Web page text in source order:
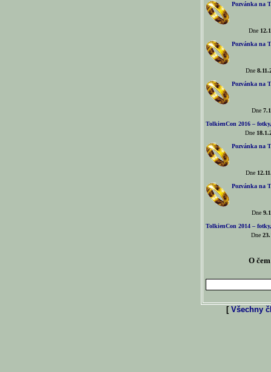
Pozvánka na
Dne
Pozvánka na
Dne
Pozvánka na
Dne
TolkienCon 2016 –
Dne
Pozvánka na
Dne
Pozvánka na
Dne
TolkienCon 2014 –
Dne
O
[ Všechny